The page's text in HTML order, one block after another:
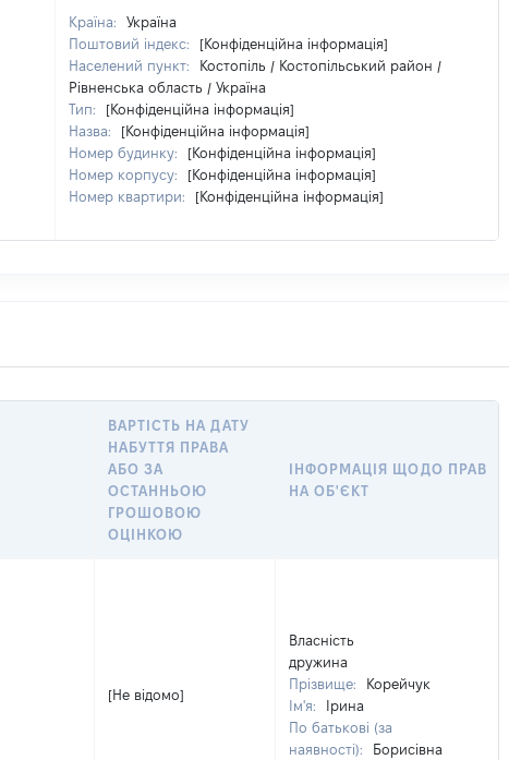
Країна:
Україна
Поштовий індекс:
[Конфіденційна інформація]
Населений пункт:
Костопіль / Костопільський район /
Рівненська область / Україна
Тип:
[Конфіденційна інформація]
Назва:
[Конфіденційна інформація]
Номер будинку:
[Конфіденційна інформація]
Номер корпусу:
[Конфіденційна інформація]
Номер квартири:
[Конфіденційна інформація]
ВАРТІСТЬ НА ДАТУ
НАБУТТЯ ПРАВА
АБО ЗА
ОСТАННЬОЮ
ГРОШОВОЮ
ОЦІНКОЮ
ІНФОРМАЦІЯ ЩОДО ПРАВ
НА ОБ'ЄКТ
[Не відомо]
Власність
дружина
Прізвище:
Корейчук
Ім'я:
Ірина
По батькові (за
наявності):
Борисівна